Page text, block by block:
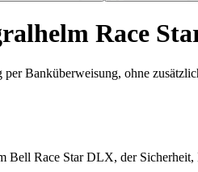
Race
Banküberweisung, ohne
Bell Race Star DLX, der